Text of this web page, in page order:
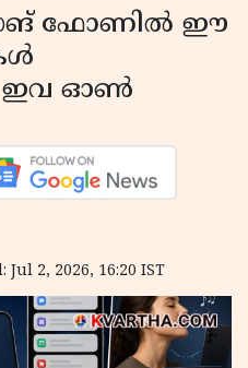
ഫോണിൽ ഈ
ഇവ ഓൺ
Jul 2, 2026, 16:20 IST